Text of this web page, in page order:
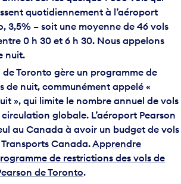
quotidiennement à l’aéroport
3,5% – soit une moyenne de 46 vols
0 h 30 et 6 h 30. Nous appelons
nuit.
de Toronto gère un programme de
de nuit, communément appelé «
», qui limite le nombre annuel de vols
globale. L’aéroport Pearson
au Canada à avoir un budget de vols
Canada.Apprendre
de restrictions des vols de
de Toronto.